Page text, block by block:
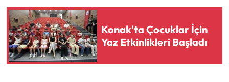
Konak'ta Çocuklar İçin
Yaz Etkinlikleri Başladı